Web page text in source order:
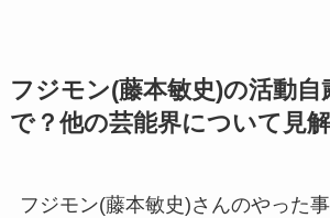
フジモン(藤本敏史)の活動自
で？他の芸能界について見解
フジモン(藤本敏史)さんのやった